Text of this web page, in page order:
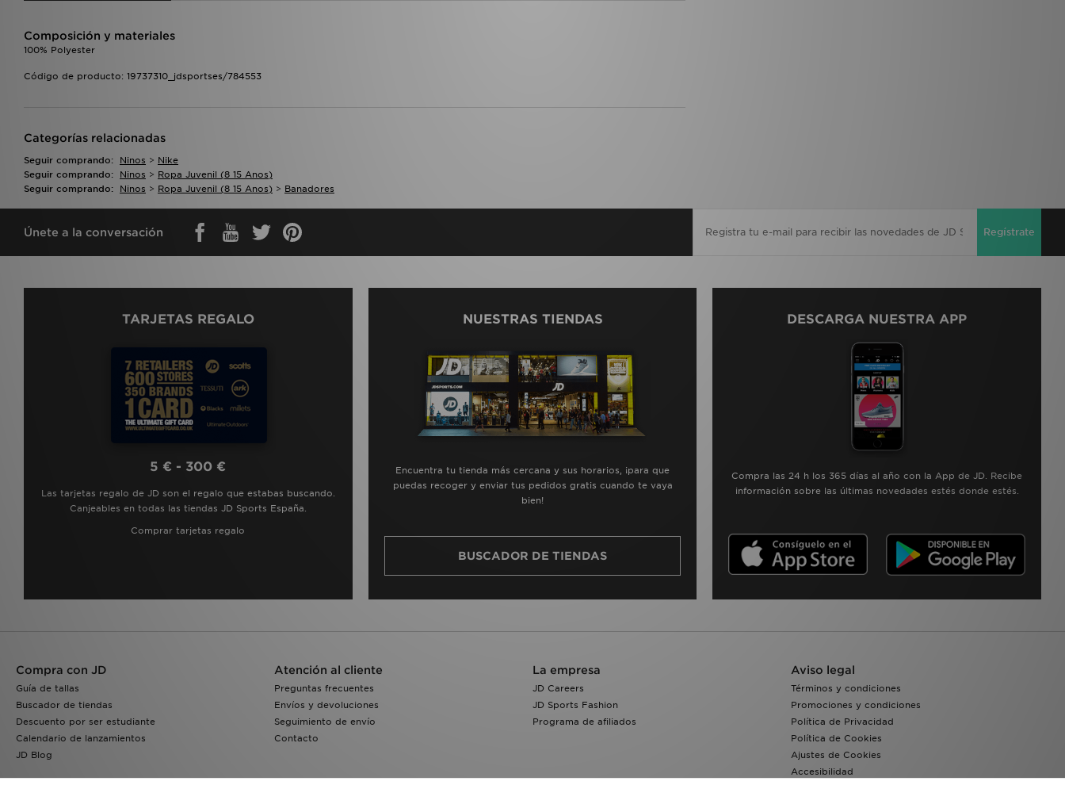
Composición y materiales
100% Polyester
Código de producto: 19737310_jdsportses/784553
Categorías relacionadas
Seguir comprando: Ninos > Nike
Seguir comprando:
Ninos > Ropa Juvenil (8 15 Anos)
Seguir comprando:
Ninos > Ropa Juvenil (8 15 Anos) > Banadores
Únete a la conversación Regístrate
TARJETAS REGALO
5 € - 300 €
Las tarjetas regalo de JD son el regalo que estabas buscando.
Canjeables en todas las tiendas JD Sports España.
Comprar tarjetas regalo
NUESTRAS TIENDAS
Encuentra tu tienda más cercana y sus horarios, ¡para que
puedas recoger y enviar tus pedidos gratis cuando te vaya
bien!
BUSCADOR DE TIENDAS
DESCARGA NUESTRA APP
Compra las 24 h los 365 días al año con la App de JD. Recibe
información sobre las últimas novedades estés donde estés.
Compra con JD
Guía de tallas
Buscador de tiendas
Descuento por ser estudiante
Calendario de lanzamientos
JD Blog
Atención al cliente
Preguntas frecuentes
Envíos y devoluciones
Seguimiento de envío
Contacto
La empresa
JD Careers
JD Sports Fashion
Programa de afiliados
Aviso legal
Términos y condiciones
Promociones y condiciones
Política de Privacidad
Política de Cookies
Ajustes de Cookies
Accesibilidad